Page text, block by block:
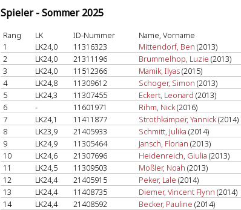
Spieler - Sommer 2025
Rang LK ID-Nummer Name, Vorname
1
LK24,0 11316323 Mittendorf, Ben (2013)
2
LK24,0 21311196 Brummelhop, Luzie (2013)
3
LK24,0 11512366 Mamik, Ilyas(2015)
4
LK24,8 11309612 Schoger, Simon (2013)
5
LK24,3 11307455 Eckert, Leonard (2013)
6
- 11601971 Rihm, Nick(2016)
7
LK24,1 11411877 Strothkämper, Yannick(2014)
8
LK23,9 21405933 Schmitt, Julika (2014)
9
LK24,9 11305464 Jansch, Florian (2013)
10
LK24,6 21307696 Heidenreich, Giulia (2013)
11
LK24,5 11309503 Moßler, Noah (2013)
12
LK24,4 21405915 Peker, Lale (2014)
13
LK24,4 11408735 Diemer, Vincent Flynn (2014)
14
LK24,4 21408592 Becker, Pauline (2014)